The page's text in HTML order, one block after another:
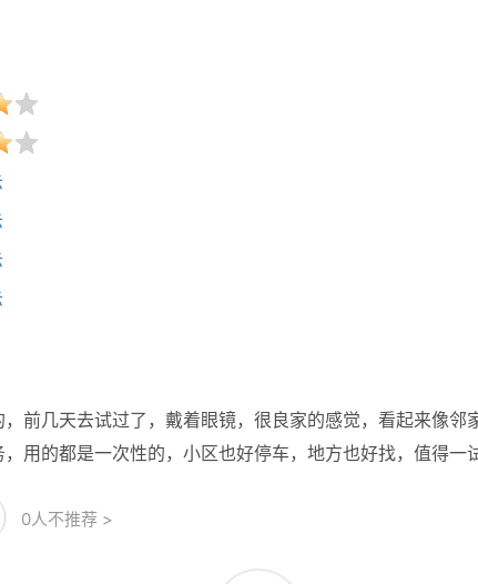
前几天去试过了，戴着眼镜，很良家的感觉，看起来像邻
用的都是一次性的，小区也好停车，地方也好找，值得一
0人不推荐 >